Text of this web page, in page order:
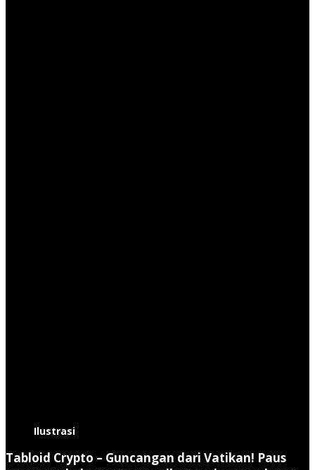
Ilustrasi
Tabloid Crypto – Guncangan dari Vatikan! Paus